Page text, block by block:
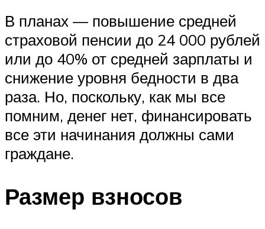
В планах — повышение средней
страховой пенсии до 24 000 рублей
или до 40% от средней зарплаты и
снижение уровня бедности в два
раза. Но, поскольку, как мы все
помним, денег нет, финансировать
все эти начинания должны сами
граждане.
Размер взносов